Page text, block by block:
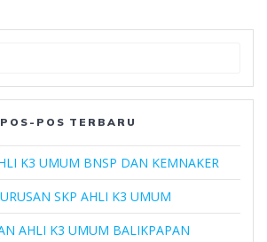
POS-POS TERBARU
K3 UMUM BNSP DAN KEMNAKER
SKP AHLI K3 UMUM
AHLI K3 UMUM BALIKPAPAN